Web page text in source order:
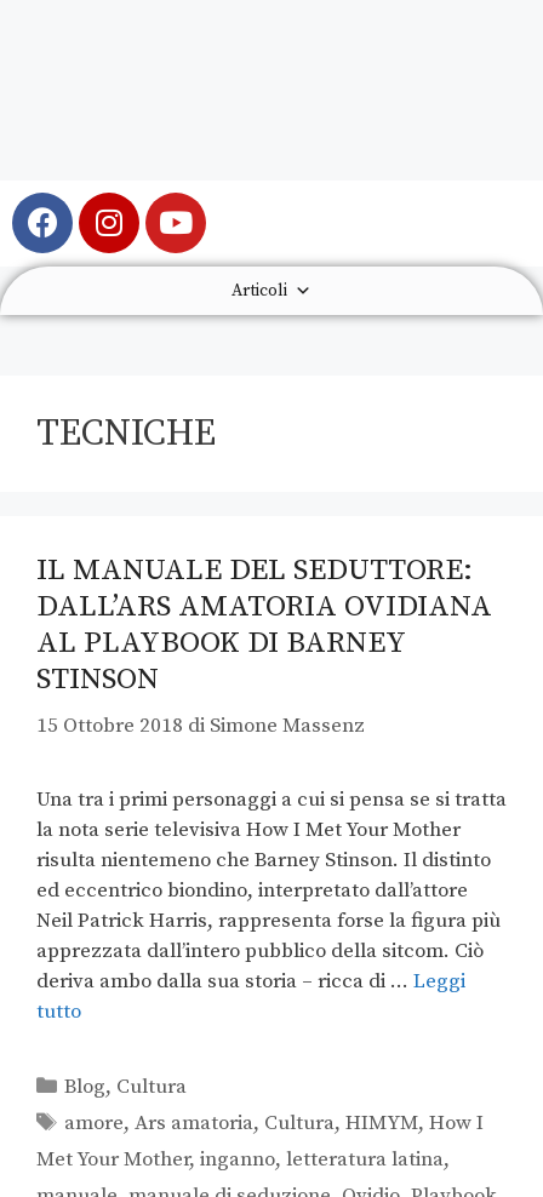
Articoli
TECNICHE
IL MANUALE DEL SEDUTTORE:
DALL’ARS AMATORIA OVIDIANA
AL PLAYBOOK DI BARNEY
STINSON
15 Ottobre 2018 di Simone Massenz
Una tra i primi personaggi a cui si pensa se si tratta
la nota serie televisiva How I Met Your Mother
risulta nientemeno che Barney Stinson. Il distinto
ed eccentrico biondino, interpretato dall’attore
Neil Patrick Harris, rappresenta forse la figura più
apprezzata dall’intero pubblico della sitcom. Ciò
deriva ambo dalla sua storia – ricca di … Leggi
tutto
Blog, Cultura
amore,Ars amatoria, Cultura,HIMYM,How I
Met Your Mother, inganno, letteratura latina,